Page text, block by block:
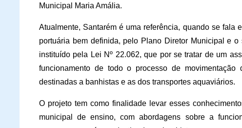
Municipal Maria Amália.
Atualmente, Santarém é uma referência, quando se fala
portuária bem definida, pelo Plano Diretor Municipal e
instituído pela Lei Nº 22.062, que por se tratar de um
funcionamento de todo o processo de
destinadas a banhistas e as dos transportes aquaviários.
O projeto tem como finalidade levar esses
municipal de ensino, com abordagens sobre a